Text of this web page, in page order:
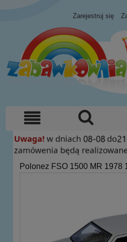
Zarejestruj się
Polonez FSO 1500 MR 1978